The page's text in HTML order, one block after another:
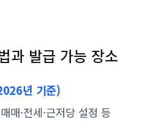
과 발급 가능 장소
년 기준)
매·전세·근저당 설정 등